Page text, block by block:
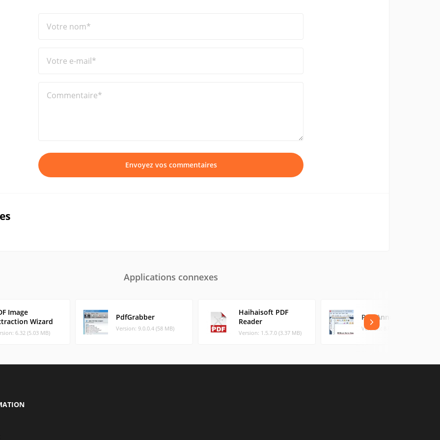
Votre nom*
Votre e-mail*
Commentaire*
Envoyez vos commentaires
Applications connexes
Image
Wizard
6.32 (5.03 MB)
PdfGrabber
Version: 9.0.0.4 (58 MB)
Haihaisoft PDF
Reader
Version: 1.5.7.0 (3.37 MB)
PDF Annotator
Version: 8.0.0.83 (70.93 MB)